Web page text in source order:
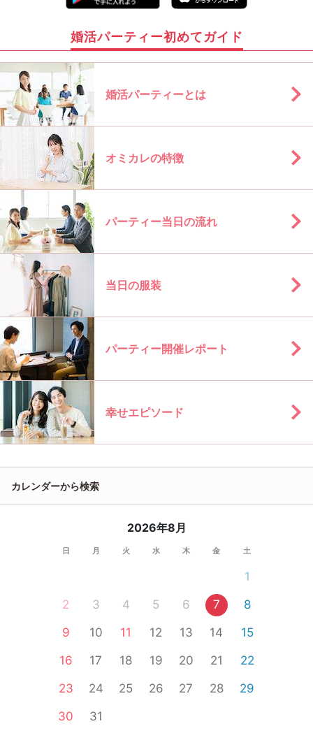
婚活パーティー初めてガイド
婚活パーティーとは
オミカレの特徴
パーティー当日の流れ
当日の服装
パーティー開催レポート
幸せエピソード
カレンダーから検索
2026年8月
日 月 火 水 木 金 土
1
2
3 4 5 6 7
8
9
10 11 12 13 14
15
16
17 18 19 20 21
22
23
24 25 26 27 28
29
30
31